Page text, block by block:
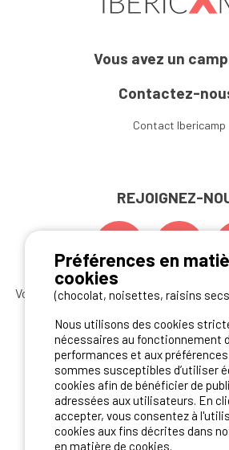
Vous avez un
Contactez-
Contact Ibericamp
REJOIGNEZ-
Vous souhaitez bénéficier des
S'ABONNER
NOS
Préférences en
cookies
(chocolat, noisettes, raisins
Nous utilisons des cookies
nécessaires au fonctionnement
performances et aux
sommes susceptibles d’utiliser
cookies afin de bénéficier de
adressées aux utilisateurs. En
accepter, vous consentez à
cookies aux fins décrites dans
en matière de cookies.